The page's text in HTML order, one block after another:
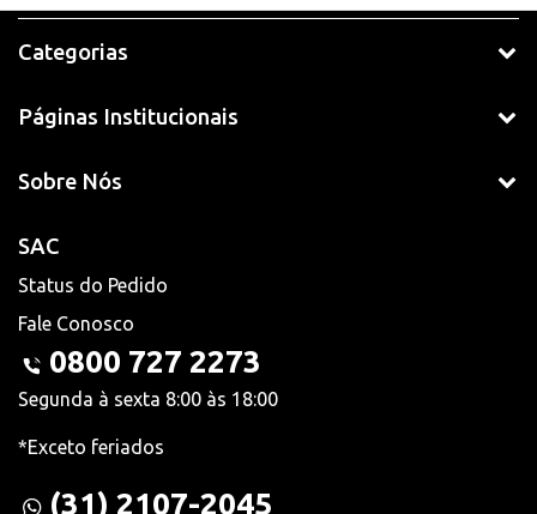
Categorias
Páginas Institucionais
Sobre Nós
SAC
Status do Pedido
Fale Conosco
0800 727 2273
Segunda à sexta 8:00 às 18:00
*Exceto feriados
(31) 2107-2045